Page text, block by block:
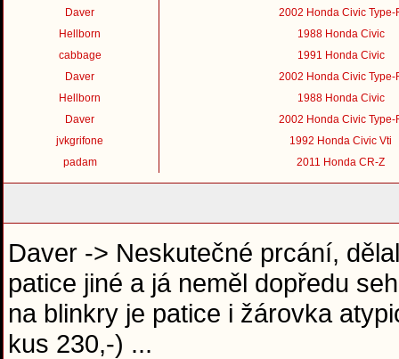
Daver
2002 Honda Civic Type-
Hellborn
1988 Honda Civic
cabbage
1991 Honda Civic
Daver
2002 Honda Civic Type-
Hellborn
1988 Honda Civic
Daver
2002 Honda Civic Type-
jvkgrifone
1992 Honda Civic Vti
padam
2011 Honda CR-Z
Daver -> Neskutečné prcání,
patice jiné a já neměl dopředu
na blinkry je patice i žárovka
kus 230,-) ...